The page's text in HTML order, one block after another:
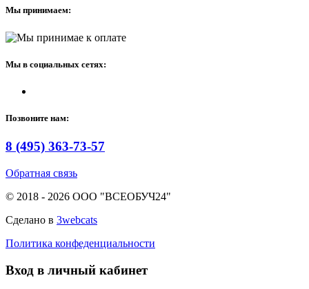
Мы принимаем:
Мы в социальных сетях:
Позвоните нам:
8 (495) 363-73-57
Обратная связь
© 2018 - 2026 ООО "ВСЕОБУЧ24"
Сделано в 3webcats
Политика конфеденциальности
Вход в личный кабинет